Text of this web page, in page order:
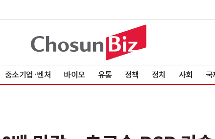
중소기업·벤처 바이오 유통 정책 정치 사회 국